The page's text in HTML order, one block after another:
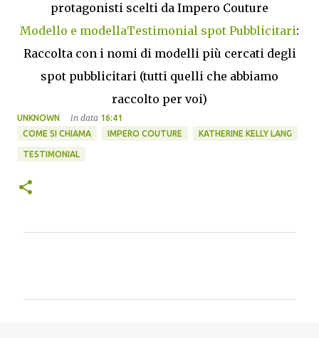
protagonisti scelti da Impero Couture
Modello e modellaTestimonial spot Pubblicitari:
Raccolta con i nomi di modelli più cercati degli
spot pubblicitari (tutti quelli che abbiamo
raccolto per voi)
UNKNOWN in data 16:41
COME SI CHIAMA
IMPERO COUTURE KATHERINE KELLY LANG
TESTIMONIAL